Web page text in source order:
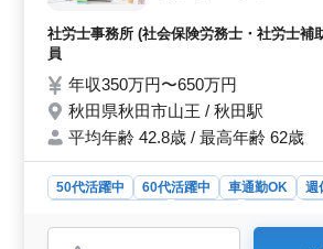
健康・厚生年金に加え、退職金共済に
期的な安定をサポートします。賞与は
れ、車通勤も可能で通勤費も支給され
の安心感があります。
督署、ハローワーク、年
する手続き、相談業務 外
いただくことにより、業
得していただけるようバ
資格取得祝い金制度有り
得（社会保険労務士・行
とも出来ます。
社労士事務所 (社会保険労務士・社労士補
員
年収350万円〜650万円
秋田県秋田市山王 / 秋田駅
平均年齢 42.8歳 / 最高年齢 62歳
50代活躍中 60代活躍中 車通勤OK 週